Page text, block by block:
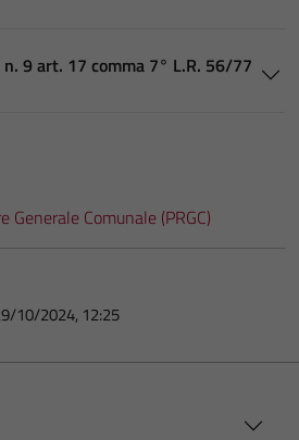
9 art. 17 comma 7° L.R. 56/77
Generale Comunale (PRGC)
10/2024, 12:25